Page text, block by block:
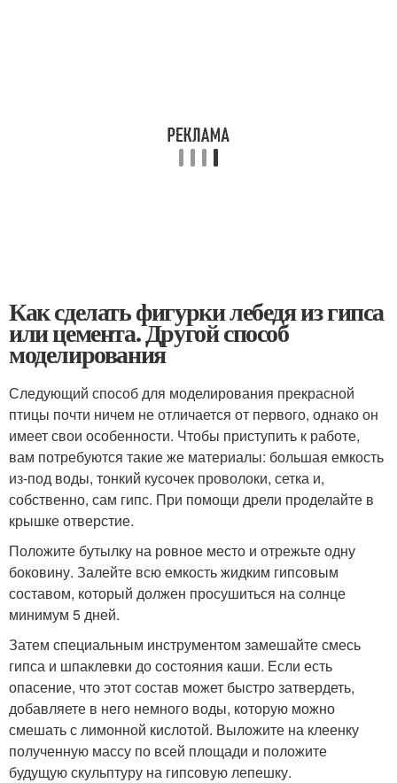
Как сделать фигурки лебедя из гипса
или цемента. Другой способ
моделирования
Следующий способ для моделирования прекрасной
птицы почти ничем не отличается от первого, однако он
имеет свои особенности. Чтобы приступить к работе,
вам потребуются такие же материалы: большая емкость
из-под воды, тонкий кусочек проволоки, сетка и,
собственно, сам гипс. При помощи дрели проделайте в
крышке отверстие.
Положите бутылку на ровное место и отрежьте одну
боковину. Залейте всю емкость жидким гипсовым
составом, который должен просушиться на солнце
минимум 5 дней.
Затем специальным инструментом замешайте смесь
гипса и шпаклевки до состояния каши. Если есть
опасение, что этот состав может быстро затвердеть,
добавляете в него немного воды, которую можно
смешать с лимонной кислотой. Выложите на клеенку
полученную массу по всей площади и положите
будущую скульптуру на гипсовую лепешку.